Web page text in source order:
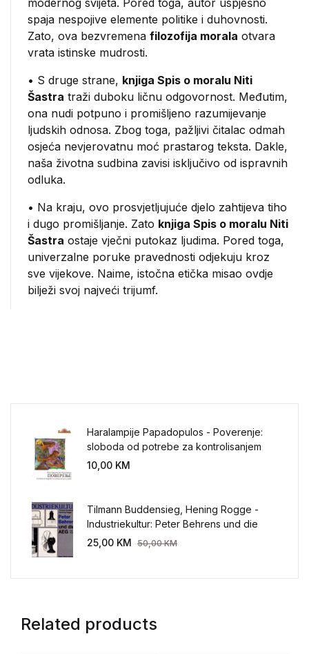
modernog svijeta. Pored toga, autor uspješno
spaja nespojive elemente politike i duhovnosti.
Zato, ova bezvremena filozofija morala otvara
vrata istinske mudrosti.
• S druge strane, knjiga Spis o moralu Niti
Šastra traži duboku ličnu odgovornost. Međutim,
ona nudi potpuno i promišljeno razumijevanje
ljudskih odnosa. Zbog toga, pažljivi čitalac odmah
osjeća nevjerovatnu moć prastarog teksta. Dakle,
naša životna sudbina zavisi isključivo od ispravnih
odluka.
• Na kraju, ovo prosvjetljujuće djelo zahtijeva tiho
i dugo promišljanje. Zato knjiga Spis o moralu Niti
Šastra ostaje vječni putokaz ljudima. Pored toga,
univerzalne poruke pravednosti odjekuju kroz
sve vijekove. Naime, istočna etička misao ovdje
bilježi svoj najveći trijumf.
Haralampije Papadopulos - Poverenje:
sloboda od potrebe za kontrolisanjem
sveta
10,00 KM
Tilmann Buddensieg, Hening Rogge -
Industriekultur: Peter Behrens und die
AEG 1907-1914.
25,00 KM 50,00KM
Related products